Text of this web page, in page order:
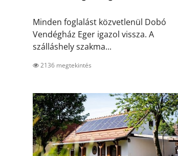
Minden foglalást közvetlenül Dobó
Vendégház Eger igazol vissza. A
szálláshely szakma...
2136 megtekintés